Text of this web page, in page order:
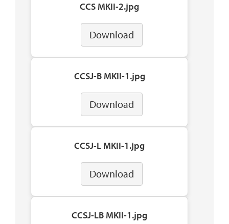
CCS MKII-2.jpg
Download
CCSJ-B MKII-1.jpg
Download
CCSJ-L MKII-1.jpg
Download
CCSJ-LB MKII-1.jpg